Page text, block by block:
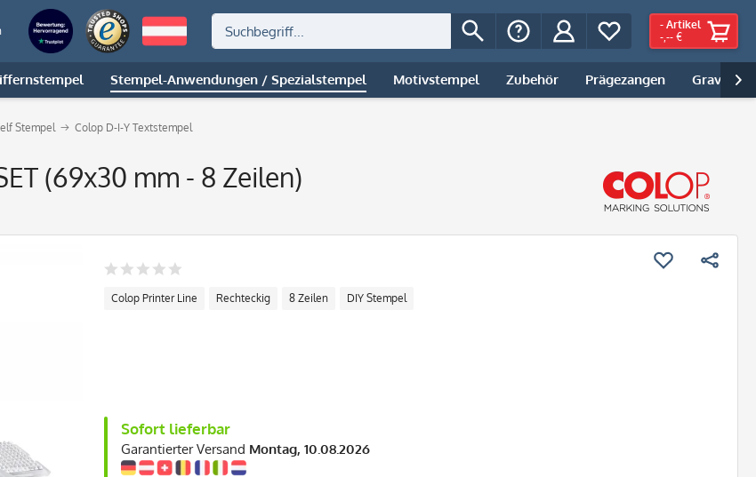
- Artikel
-,-- €
Stempel-Anwendungen / Spezialstempel Motivstempel Zubehör Prägezangen Gravur |

Stempel Colop D-I-Y Textstempel
(69x30 mm - 8 Zeilen)
Colop Printer Line Rechteckig 8 Zeilen DIY Stempel
Sofort lieferbar
Garantierter Versand Montag, 10.08.2026